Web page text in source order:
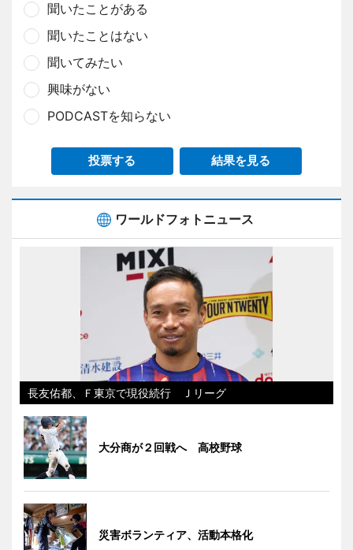
聞いたことがある
聞いたことはない
聞いてみたい
興味がない
PODCASTを知らない
投票する 結果を見る
ワールドフォトニュース
長友佑都、Ｆ東京で現役続行 Ｊリーグ
大分商が２回戦へ 高校野球
災害ボランティア、活動本格化